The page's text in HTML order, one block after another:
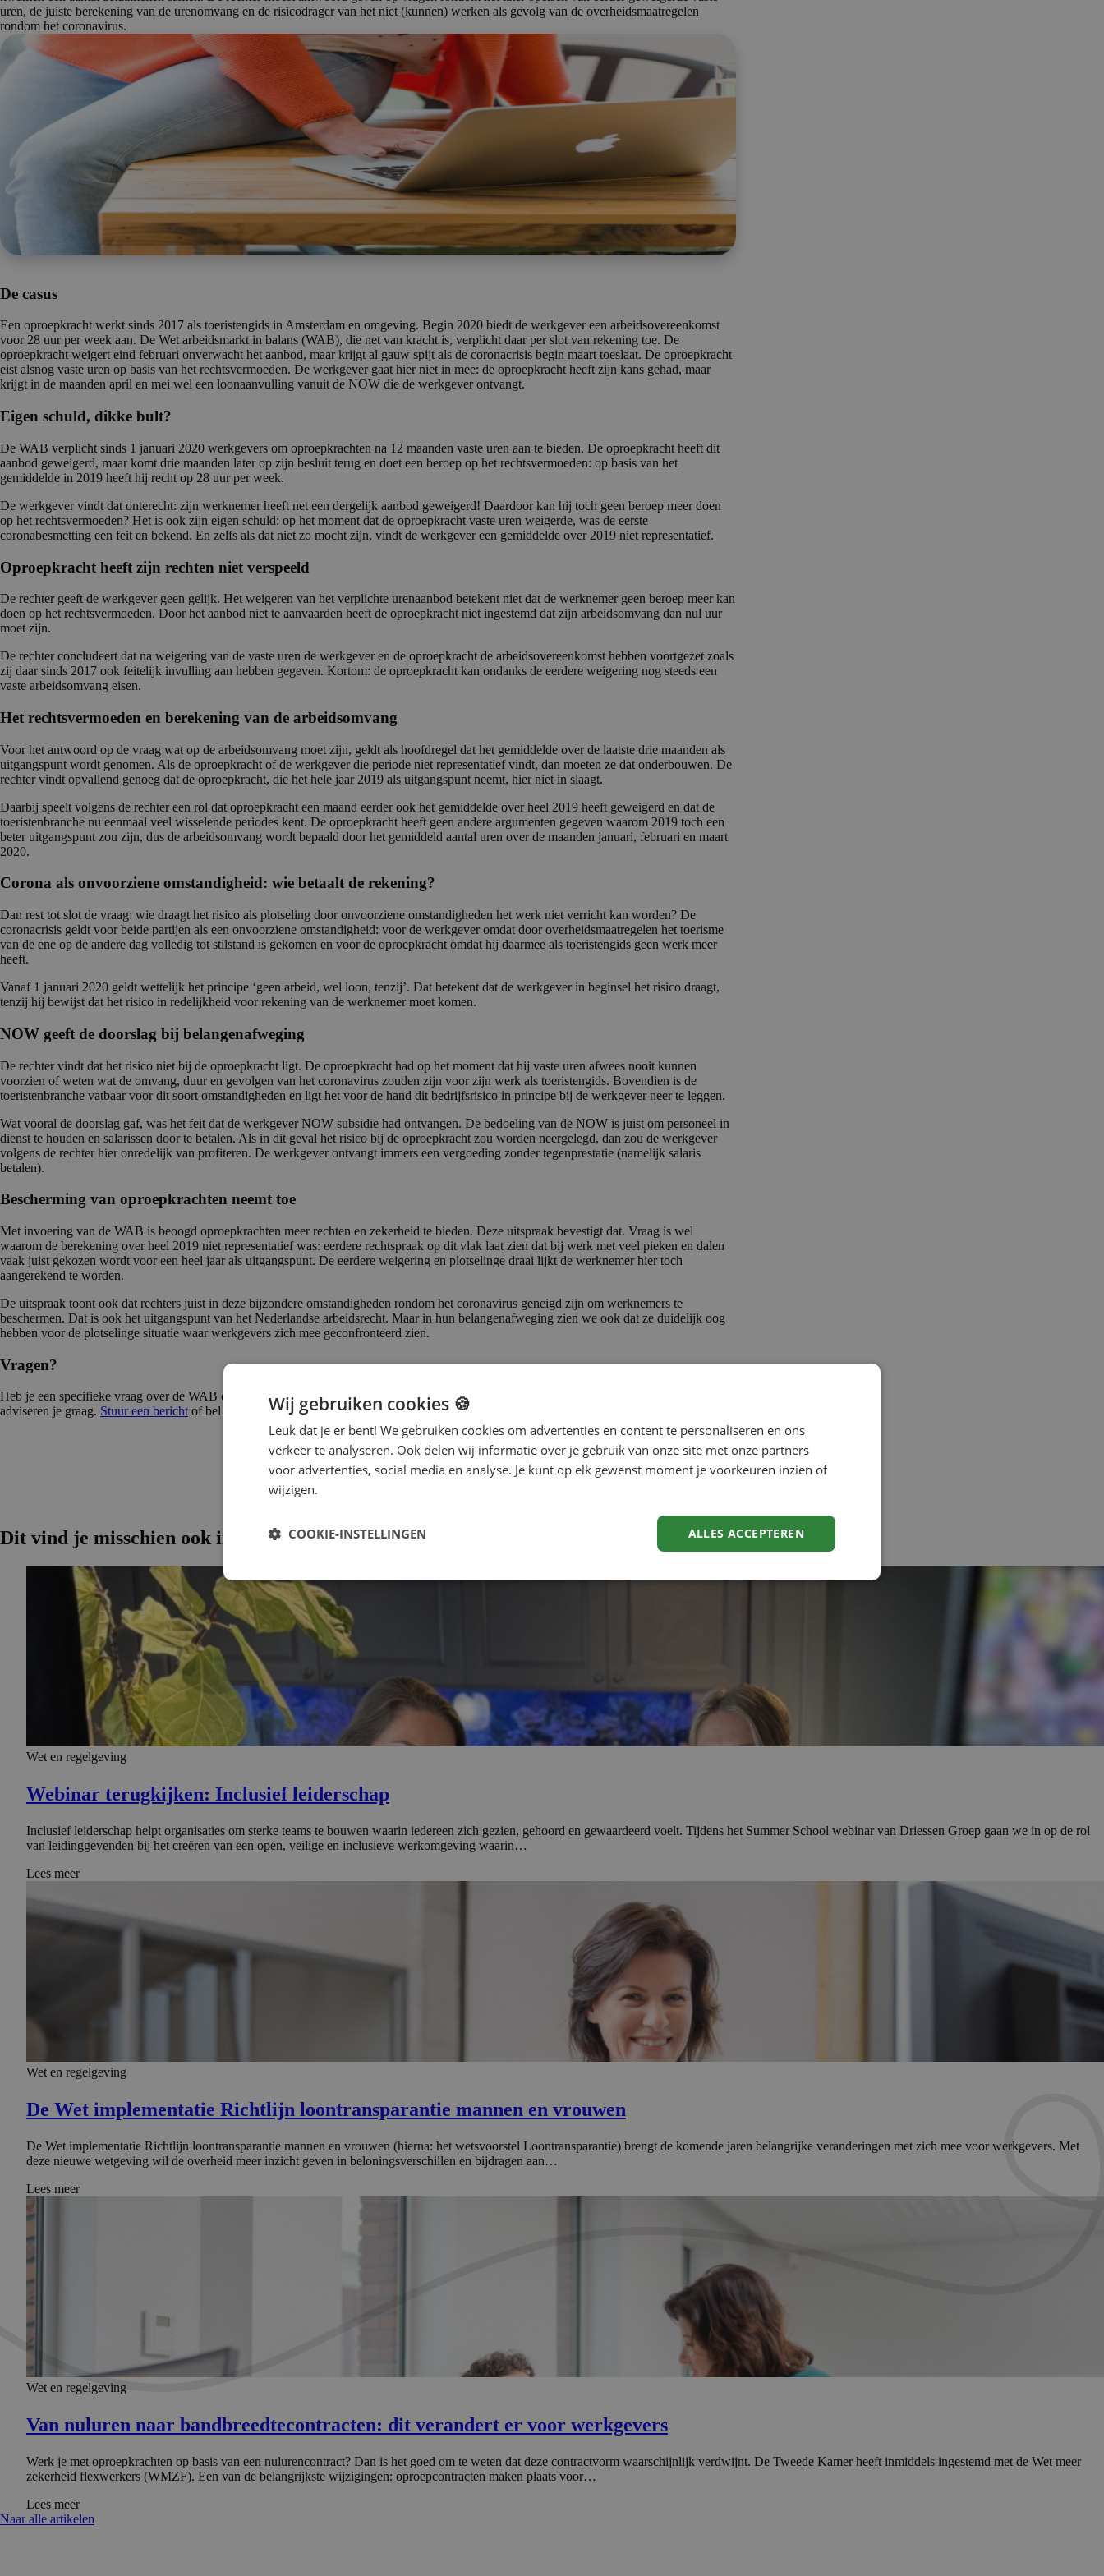
uren, de juiste berekening van de urenomvang en de risicodrager van het niet (kunnen) werken als gevolg van de overheidsmaatregelen
rondom het coronavirus.
De casus
Een oproepkracht werkt sinds 2017 als toeristengids in Amsterdam en omgeving. Begin 2020 biedt de werkgever een arbeidsovereenkomst
voor 28 uur per week aan. De Wet arbeidsmarkt in balans (WAB), die net van kracht is, verplicht daar per slot van rekening toe. De
oproepkracht weigert eind februari onverwacht het aanbod, maar krijgt al gauw spijt als de coronacrisis begin maart toeslaat. De oproepkracht
eist alsnog vaste uren op basis van het rechtsvermoeden. De werkgever gaat hier niet in mee: de oproepkracht heeft zijn kans gehad, maar
krijgt in de maanden april en mei wel een loonaanvulling vanuit de NOW die de werkgever ontvangt.
Eigen schuld, dikke bult?
De WAB verplicht sinds 1 januari 2020 werkgevers om oproepkrachten na 12 maanden vaste uren aan te bieden. De oproepkracht heeft dit
aanbod geweigerd, maar komt drie maanden later op zijn besluit terug en doet een beroep op het rechtsvermoeden: op basis van het
gemiddelde in 2019 heeft hij recht op 28 uur per week.
De werkgever vindt dat onterecht: zijn werknemer heeft net een dergelijk aanbod geweigerd! Daardoor kan hij toch geen beroep meer doen
op het rechtsvermoeden? Het is ook zijn eigen schuld: op het moment dat de oproepkracht vaste uren weigerde, was de eerste
coronabesmetting een feit en bekend. En zelfs als dat niet zo mocht zijn, vindt de werkgever een gemiddelde over 2019 niet representatief.
Oproepkracht heeft zijn rechten niet verspeeld
De rechter geeft de werkgever geen gelijk. Het weigeren van het verplichte urenaanbod betekent niet dat de werknemer geen beroep meer kan
doen op het rechtsvermoeden. Door het aanbod niet te aanvaarden heeft de oproepkracht niet ingestemd dat zijn arbeidsomvang dan nul uur
moet zijn.
De rechter concludeert dat na weigering van de vaste uren de werkgever en de oproepkracht de arbeidsovereenkomst hebben voortgezet zoals
zij daar sinds 2017 ook feitelijk invulling aan hebben gegeven. Kortom: de oproepkracht kan ondanks de eerdere weigering nog steeds een
vaste arbeidsomvang eisen.
Het rechtsvermoeden en berekening van de arbeidsomvang
Voor het antwoord op de vraag wat op de arbeidsomvang moet zijn, geldt als hoofdregel dat het gemiddelde over de laatste drie maanden als
uitgangspunt wordt genomen. Als de oproepkracht of de werkgever die periode niet representatief vindt, dan moeten ze dat onderbouwen. De
rechter vindt opvallend genoeg dat de oproepkracht, die het hele jaar 2019 als uitgangspunt neemt, hier niet in slaagt.
Daarbij speelt volgens de rechter een rol dat oproepkracht een maand eerder ook het gemiddelde over heel 2019 heeft geweigerd en dat de
toeristenbranche nu eenmaal veel wisselende periodes kent. De oproepkracht heeft geen andere argumenten gegeven waarom 2019 toch een
beter uitgangspunt zou zijn, dus de arbeidsomvang wordt bepaald door het gemiddeld aantal uren over de maanden januari, februari en maart
2020.
Corona als onvoorziene omstandigheid: wie betaalt de rekening?
Dan rest tot slot de vraag: wie draagt het risico als plotseling door onvoorziene omstandigheden het werk niet verricht kan worden? De
coronacrisis geldt voor beide partijen als een onvoorziene omstandigheid: voor de werkgever omdat door overheidsmaatregelen het toerisme
van de ene op de andere dag volledig tot stilstand is gekomen en voor de oproepkracht omdat hij daarmee als toeristengids geen werk meer
heeft.
Vanaf 1 januari 2020 geldt wettelijk het principe ‘geen arbeid, wel loon, tenzij’. Dat betekent dat de werkgever in beginsel het risico draagt,
tenzij hij bewijst dat het risico in redelijkheid voor rekening van de werknemer moet komen.
NOW geeft de doorslag bij belangenafweging
De rechter vindt dat het risico niet bij de oproepkracht ligt. De oproepkracht had op het moment dat hij vaste uren afwees nooit kunnen
voorzien of weten wat de omvang, duur en gevolgen van het coronavirus zouden zijn voor zijn werk als toeristengids. Bovendien is de
toeristenbranche vatbaar voor dit soort omstandigheden en ligt het voor de hand dit bedrijfsrisico in principe bij de werkgever neer te leggen.
Wat vooral de doorslag gaf, was het feit dat de werkgever NOW subsidie had ontvangen. De bedoeling van de NOW is juist om personeel in
dienst te houden en salarissen door te betalen. Als in dit geval het risico bij de oproepkracht zou worden neergelegd, dan zou de werkgever
volgens de rechter hier onredelijk van profiteren. De werkgever ontvangt immers een vergoeding zonder tegenprestatie (namelijk salaris
betalen).
Bescherming van oproepkrachten neemt toe
Met invoering van de WAB is beoogd oproepkrachten meer rechten en zekerheid te bieden. Deze uitspraak bevestigt dat. Vraag is wel
waarom de berekening over heel 2019 niet representatief was: eerdere rechtspraak op dit vlak laat zien dat bij werk met veel pieken en dalen
vaak juist gekozen wordt voor een heel jaar als uitgangspunt. De eerdere weigering en plotselinge draai lijkt de werknemer hier toch
aangerekend te worden.
De uitspraak toont ook dat rechters juist in deze bijzondere omstandigheden rondom het coronavirus geneigd zijn om werknemers te
beschermen. Dat is ook het uitgangspunt van het Nederlandse arbeidsrecht. Maar in hun belangenafweging zien we ook dat ze duidelijk oog
hebben voor de plotselinge situatie waar werkgevers zich mee geconfronteerd zien.
Vragen?
Heb je een specifieke vraag over de WAB of de regels rondom oproepkrachten en hoe jouw organisatie daar het beste mee om kan gaan? Wij
adviseren je graag. Stuur een berichtof bel ons via 0492 - 50 66 66.
Dit vind je misschien ook interessant
Wet en regelgeving
Webinar terugkijken: Inclusief leiderschap
Inclusief leiderschap helpt organisaties om sterke teams te bouwen waarin iedereen zich gezien, gehoord en gewaardeerd voelt. Tijdens het Summer School webinar van Driessen Groep gaan we in op de rol
van leidinggevenden bij het creëren van een open, veilige en inclusieve werkomgeving waarin…
Lees meer
Wet en regelgeving
De Wet implemen­tatie Richtlijn loontrans­pa­rantie mannen en vrouwen
De Wet implementatie Richtlijn loontransparantie mannen en vrouwen (hierna: het wetsvoorstel Loontransparantie) brengt de komende jaren belangrijke veranderingen met zich mee voor werkgevers. Met
deze nieuwe wetgeving wil de overheid meer inzicht geven in beloningsverschillen en bijdragen aan…
Lees meer
Wet en regelgeving
Van nuluren naar bandbreedte­con­tracten: dit verandert er voor werkgevers
Werk je met oproepkrachten op basis van een nulurencontract? Dan is het goed om te weten dat deze contractvorm waarschijnlijk verdwijnt. De Tweede Kamer heeft inmiddels ingestemd met de Wet meer
zekerheid flexwerkers (WMZF). Een van de belangrijkste wijzigingen: oproepcontracten maken plaats voor…
Lees meer
Naar alle artikelen
Wij gebruiken cookies 🍪
Leuk dat je er bent! We gebruiken cookies om advertenties en content te personaliseren en ons
verkeer te analyseren. Ook delen wij informatie over je gebruik van onze site met onze partners
voor advertenties, social media en analyse. Je kunt op elk gewenst moment je voorkeuren inzien of
wijzigen.
ALLES ACCEPTEREN
COOKIE-INSTELLINGEN